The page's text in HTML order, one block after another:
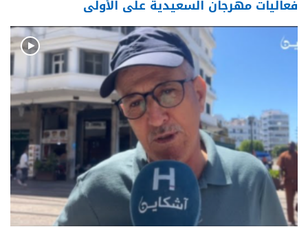
فعاليات مهرجان السعيدية على الأولى